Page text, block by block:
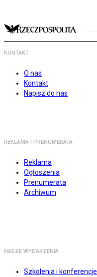
KONTAKT
O nas
Kontakt
Napisz do nas
REKLAMA I PRENUMERATA
Reklama
Ogłoszenia
Prenumerata
Archiwum
NASZE WYDARZENIA
Szkolenia i konferencje